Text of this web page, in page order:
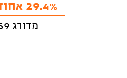
29.4% אחוזים ל3
מדורג #59